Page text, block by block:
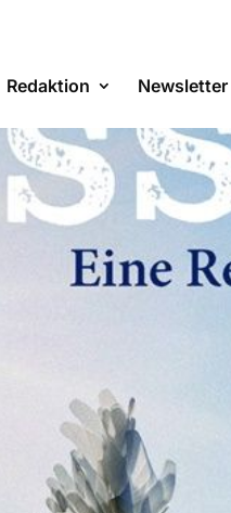
Redaktion Newsletter